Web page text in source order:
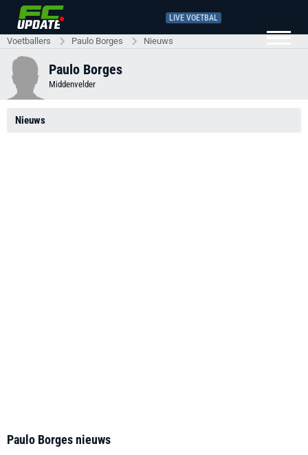
LIVE VOETBAL
Voetballers Paulo Borges Nieuws
Paulo Borges
Middenvelder
Nieuws
Paulo Borges nieuws